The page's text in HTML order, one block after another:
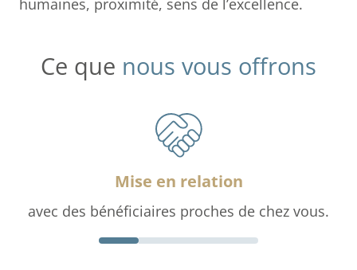
humaines, proximité, sens de l’excellence.
Ce que nous vous offrons
Mise en relation
avec des bénéficiaires proches de chez vous.